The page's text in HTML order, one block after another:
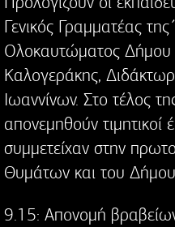
Γενικός Γραμματέας
Ολοκαυτώματος Δήμου
Καλογεράκης,
Ιωαννίνων. Στο τέλος
απονεμηθούν τιμητικοί
συμμετείχαν στην
Θυμάτων και του
9.15: Απονομή